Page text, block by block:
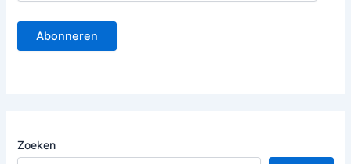
a
l
Abonneren
Zoeken